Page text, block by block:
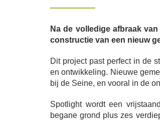
Na de volledige afbraak
constructie van een nieuw
Dit project past perfect in de
en ontwikkeling. Nieuwe
bij de Seine, en vooral in de
Spotlight wordt een
begane grond plus zes